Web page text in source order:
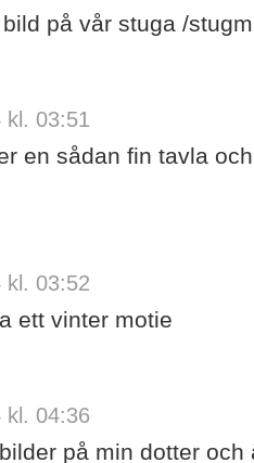
på vår stuga /
kl. 03:51
en sådan fin tavla
kl. 03:52
ett vinter motie
kl. 04:36
på min dotter